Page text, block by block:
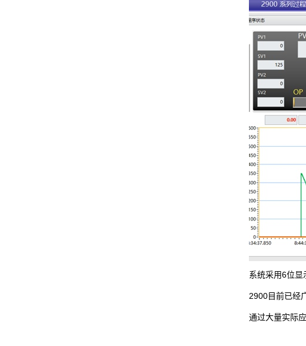
系统采用6位显
2900目前已经
通过大量实际